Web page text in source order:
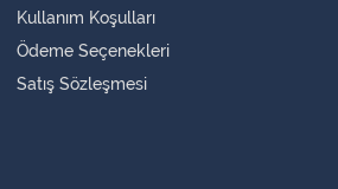
Kullanım Koşulları
Ödeme Seçenekleri
Satış Sözleşmesi